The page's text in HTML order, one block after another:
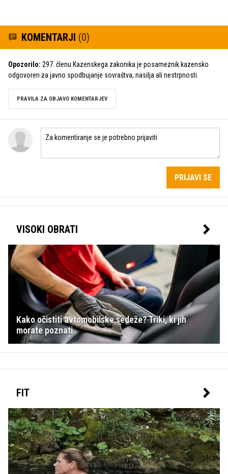
KOMENTARJI (0)
Opozorilo: 297. členu Kazenskega zakonika je posameznik kazensko
odgovoren za javno spodbujanje sovraštva, nasilja ali nestrpnosti.
PRAVILA ZA OBJAVO KOMENTARJEV
PRIJAVI SE
VISOKI OBRATI
Kako očistiti avtomobilske sedeže? Triki, ki jih
morate poznati
FIT